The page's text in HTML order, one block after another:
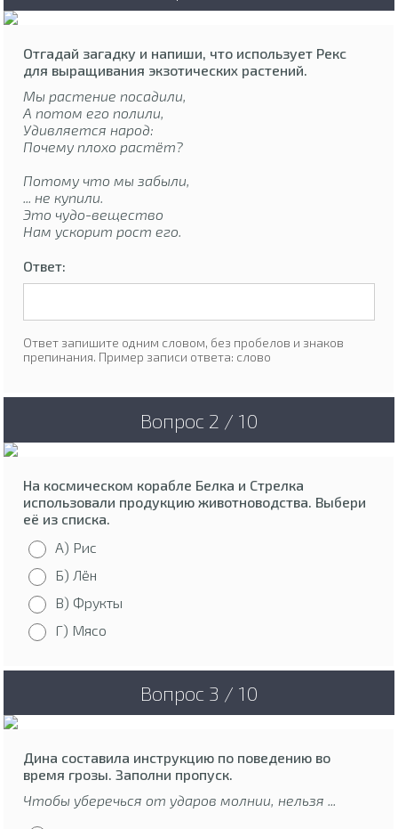
Отгадай загадку и напиши, что использует Рекс
для выращивания экзотических растений.
Мы растение посадили,
А потом его полили,
Удивляется народ:
Почему плохо растёт?
Потому что мы забыли,
... не купили.
Это чудо-вещество
Нам ускорит рост его.
Ответ:
Ответ запишите одним словом, без пробелов и знаков
препинания. Пример записи ответа: слово
Вопрос 2 / 10
На космическом корабле Белка и Стрелка
использовали продукцию животноводства. Выбери
её из списка.
А) Рис
Б) Лён
В) Фрукты
Г) Мясо
Вопрос 3 / 10
Дина составила инструкцию по поведению во
время грозы. Заполни пропуск.
Чтобы уберечься от ударов молнии, нельзя ...